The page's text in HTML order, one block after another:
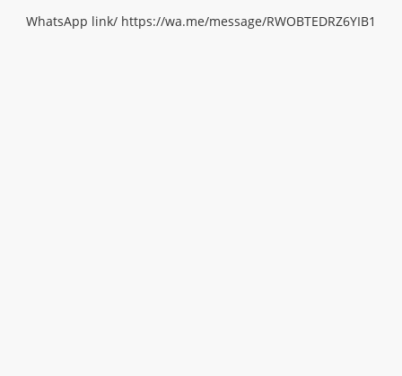
WhatsApp link/ https://wa.me/message/RWOBTEDRZ6YIB1